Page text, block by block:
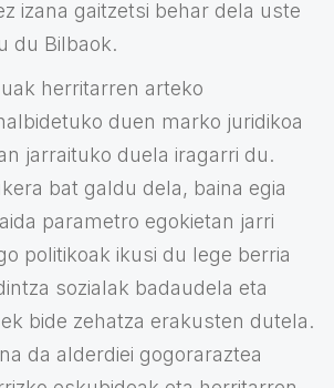
izana gaitzetsi behar dela uste
du Bilbaok.
herritarren arteko
duen marko juridikoa
jarraituko duela iragarri du.
bat galdu dela, baina egia
parametro egokietan jarri
politikoak ikusi du lege berria
sozialak badaudela eta
bide zehatza erakusten dutela.
da alderdiei gogoraraztea